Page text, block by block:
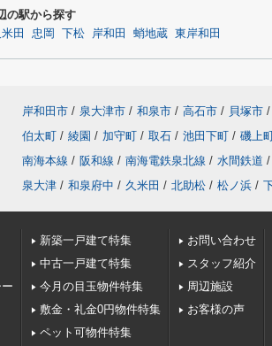
の駅から探す
田 忠岡 下松 岸和田 蛸地蔵 東岸和田
岸和田市 / 泉大津市 / 和泉市 / 高石市 / 貝塚市 /
伯太町 / 綾園 / 加守町 / 取石 / 池田下町 / 磯上
南海本線 / 阪和線 / 南海電鉄泉北線 / 水間鉄道 /
泉大津 / 和泉府中 / 久米田 / 北助松 / 松ノ浜 /
新築一戸建て特集
中古一戸建て特集
今月の目玉物件特集
敷金・礼金0円物件特集
ペット可物件特集
お問い合わせ
スタッフ紹介
周辺施設
お客様の声